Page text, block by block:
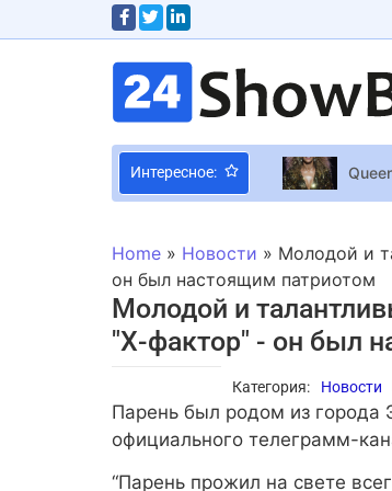
Интересное:
“The
Home » Новости » Молодой и
он был настоящим патриотом
Молодой и
"Х-фактор" - он был
Категория: Новости
Парень был родом из города
официального телеграмм-
“Парень прожил на свете